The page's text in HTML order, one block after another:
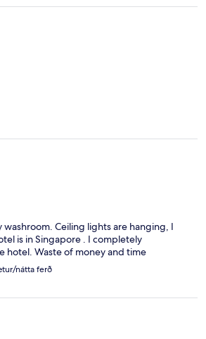
Ceiling lights are hanging, I
is in Singapore . I completely
hotel. Waste of money and time
nátta ferð